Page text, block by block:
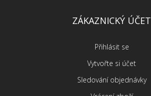
ZÁKAZNICKÝ ÚČET
Přihlásit se
Vytvořte si účet
Sledování objednávky